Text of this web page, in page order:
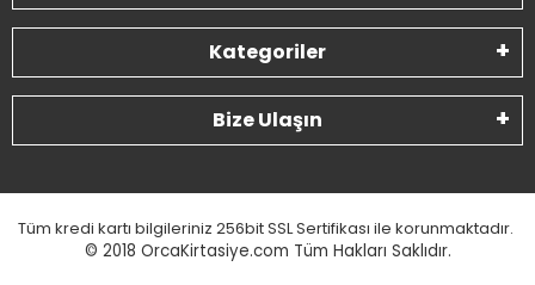
Kategoriler
Bize Ulaşın
Tüm kredi kartı bilgileriniz 256bit SSL Sertifikası ile korunmaktadır.
© 2018 OrcaKirtasiye.com Tüm Hakları Saklıdır.